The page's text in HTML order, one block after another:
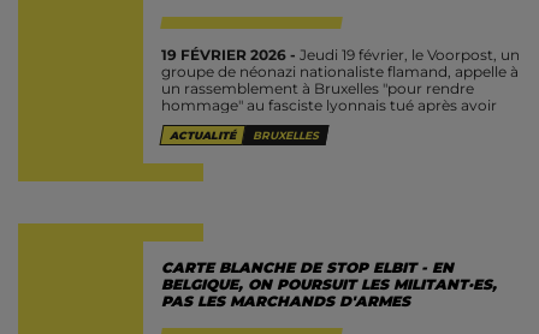
19 FÉVRIER 2026 - Jeudi 19 février, le Voorpost, un
groupe de néonazi nationaliste flamand, appelle à
un rassemblement à Bruxelles "pour rendre
hommage" au fasciste lyonnais tué après avoir
attaqué des antifascistes à...
ACTUALITÉ BRUXELLES
CARTE BLANCHE DE STOP ELBIT - EN
BELGIQUE, ON POURSUIT LES MILITANT·ES,
PAS LES MARCHANDS D'ARMES